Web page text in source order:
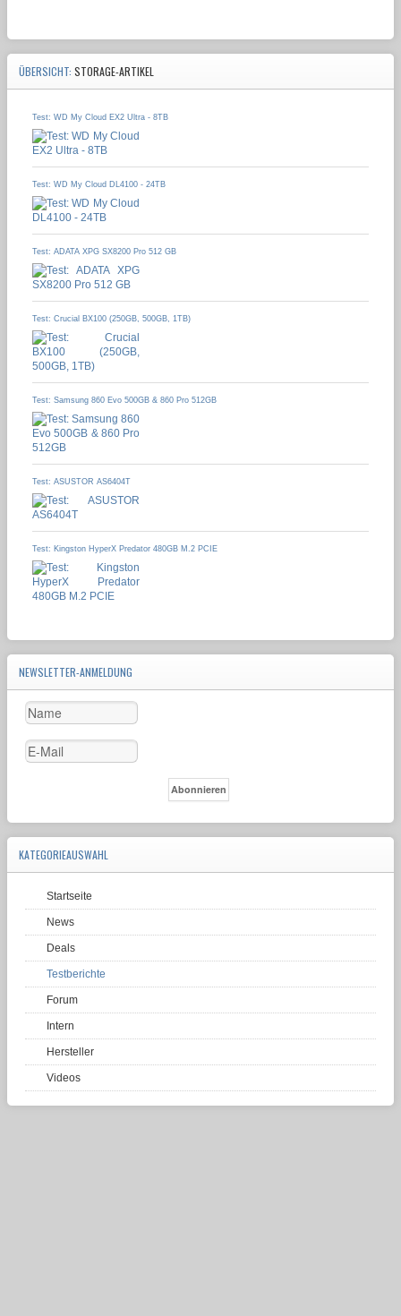
ÜBERSICHT: STORAGE-ARTIKEL
Test: WD My Cloud EX2 Ultra - 8TB
Test: WD My Cloud DL4100 - 24TB
Test: ADATA XPG SX8200 Pro 512 GB
Test: Crucial BX100 (250GB, 500GB, 1TB)
Test: Samsung 860 Evo 500GB & 860 Pro 512GB
Test: ASUSTOR AS6404T
Test: Kingston HyperX Predator 480GB M.2 PCIE
NEWSLETTER-ANMELDUNG
KATEGORIEAUSWAHL
Startseite
News
Deals
Testberichte
Forum
Intern
Hersteller
Videos